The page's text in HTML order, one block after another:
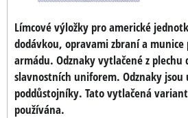
Límcové výložky pro americké
dodávkou, opravami zbraní a munice
armádu. Odznaky vytlačené z plechu
slavnostních uniforem. Odznaky jsou
poddůstojníky. Tato vytlačená
používána.